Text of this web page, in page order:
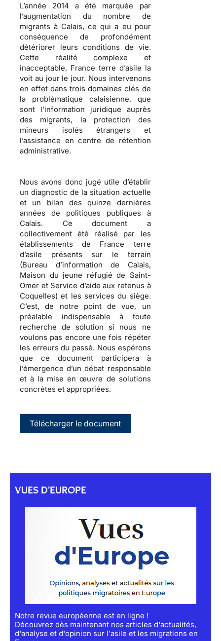
L’année 2014 a été marquée par
l’augmentation du nombre de
migrants à Calais, ce qui a eu pour
conséquence de profondément
détériorer leurs conditions de vie.
Cette réalité complexe et
inacceptable, France terre d’asile la
voit au jour le jour. Nous intervenons
en effet dans trois domaines clés de
la problématique calaisienne, que
sont l’information juridique auprès
des migrants, la protection des
mineurs isolés étrangers et
l’assistance en centre de rétention
administrative.
Nous avons donc jugé utile d’établir
un diagnostic de la situation actuelle
et un bilan des quinze dernières
années de politiques publiques à
Calais. Ce document a
collectivement été réalisé par les
établissements de France terre
d’asile présents sur le terrain
(Bureau d’information de Calais,
Maison du jeune réfugié de Saint-
Omer et Service d’aide aux retenus à
Coquelles) et les services du siège.
C’est, de notre point de vue, un
préalable indispensable à toute
recherche de solution si nous ne
voulons pas encore une fois répéter
les erreurs du passé. Nous espérons
que ce document participera à
l’émergence d’un débat responsable
et à la mise en œuvre de solutions
concrètes et appropriées.
Télécharger le document
VUES D'EUROPE
Notre revue européenne est en ligne !
Découvrez dès maintenant nos articles d'actualités,
d'analyse et d'opinion sur l'asile et les migrations en